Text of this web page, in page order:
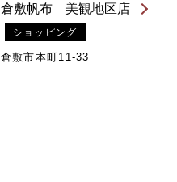
倉敷帆布 美観地区店
ショッピング
倉敷市本町11-33